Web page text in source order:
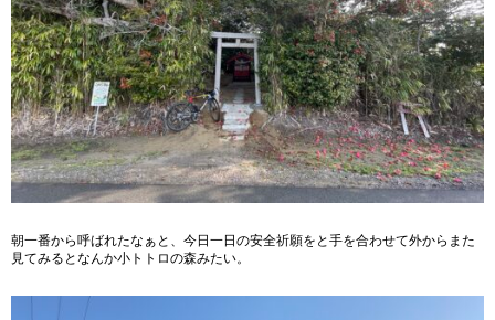
朝一番から呼ばれたなぁと、今日一日の安全祈願をと手を合わせて外からまた
見てみるとなんか小トトロの森みたい。